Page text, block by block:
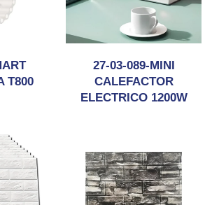
T800
27-03-089-MINI
CALEFACTOR
ELECTRICO 1200W